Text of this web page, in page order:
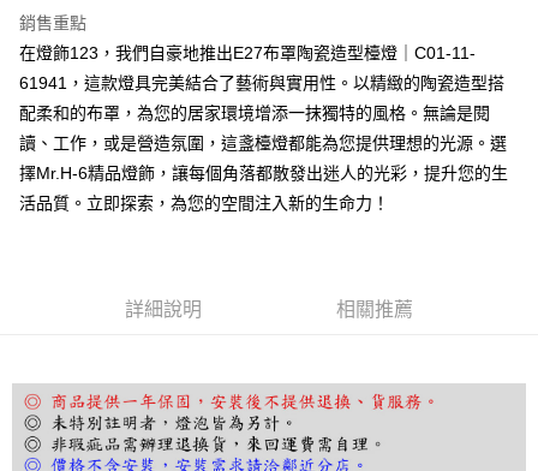
悠遊付
Google Pay
全盈+PAY
AFTEE先享後付
相關說明
【關於「AFTEE先享後付」】
３．安心：先確認商品／服務後，再付款。
結帳頁面，進行簡訊認證並確認金額後，即可完成結帳。
２．訂單成立數日內，您將收到繳費通知簡訊。
３．收到繳費通知簡訊後14天內，點擊此簡訊中的連結，可透過四大超商／
ATM／網路銀行／等多元方式進行付款，方視為交易完成。
銷售重點
在燈飾123，我們自豪地推出E27布罩陶瓷造型檯燈｜C01-11-
61941，這款燈具完美結合了藝術與實用性。以精緻的陶瓷造型搭
配柔和的布罩，為您的居家環境增添一抹獨特的風格。無論是閱
讀、工作，或是營造氛圍，這盞檯燈都能為您提供理想的光源。選
擇Mr.H-6精品燈飾，讓每個角落都散發出迷人的光彩，提升您的生
活品質。立即探索，為您的空間注入新的生命力！
詳細說明 相關推薦